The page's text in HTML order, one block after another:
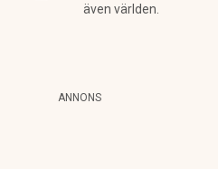
även världen.
ANNONS